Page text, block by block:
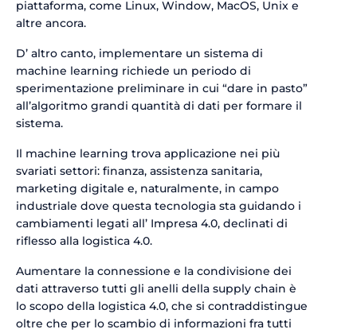
piattaforma, come Linux, Window, MacOS, Unix e
altre ancora.
D’ altro canto, implementare un sistema di
machine learning richiede un periodo di
sperimentazione preliminare in cui “dare in pasto”
all’algoritmo grandi quantità di dati per formare il
sistema.
Il machine learning trova applicazione nei più
svariati settori: finanza, assistenza sanitaria,
marketing digitale e, naturalmente, in campo
industriale dove questa tecnologia sta guidando i
cambiamenti legati all’ Impresa 4.0, declinati di
riflesso alla logistica 4.0.
Aumentare la connessione e la condivisione dei
dati attraverso tutti gli anelli della supply chain è
lo scopo della logistica 4.0, che si contraddistingue
oltre che per lo scambio di informazioni fra tutti